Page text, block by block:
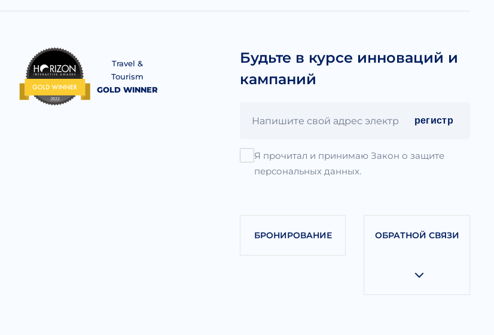
Travel &
Tourism
GOLD WINNER
Будьте в курсе инноваций и
кампаний
регистр
Я прочитал и принимаю Закон о защите
персональных данных.
БРОНИРОВАНИЕ ОБРАТНОЙ СВЯЗИ